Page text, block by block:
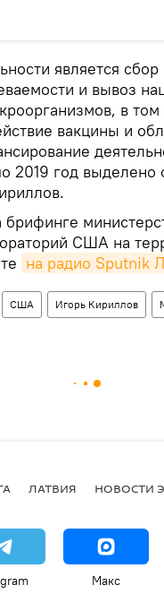
является
и вывоз
в
вакцины и
2019 год
брифинге
США на
на радио Sputnik
США Игорь Кириллов
ЛАТВИЯ НОВОСТИ
Макс